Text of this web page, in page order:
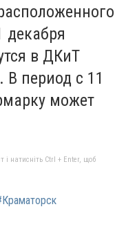
декабря
в ДКиТ
В период с 11
может
і натисніть Ctrl + Enter, щоб